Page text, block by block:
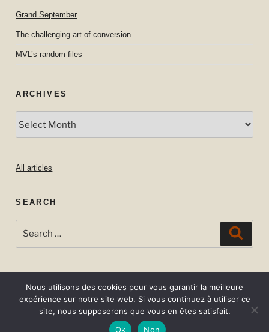
Grand September
The challenging art of conversion
MVL’s random files
ARCHIVES
All articles
SEARCH
for:
Nous utilisons des cookies pour vous garantir la meilleure
expérience sur notre site web. Si vous continuez à utiliser ce
site, nous supposerons que vous en êtes satisfait.
Ok
Non